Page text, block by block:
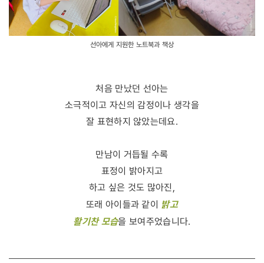
선아에게 지원한 노트북과 책상
처음 만났던 선아는
소극적이고 자신의 감정이나 생각을
잘 표현하지 않았는데요.
만남이 거듭될 수록
표정이 밝아지고
하고 싶은 것도 많아진,
또래 아이들과 같이 밝고
활기찬 모습을 보여주었습니다.